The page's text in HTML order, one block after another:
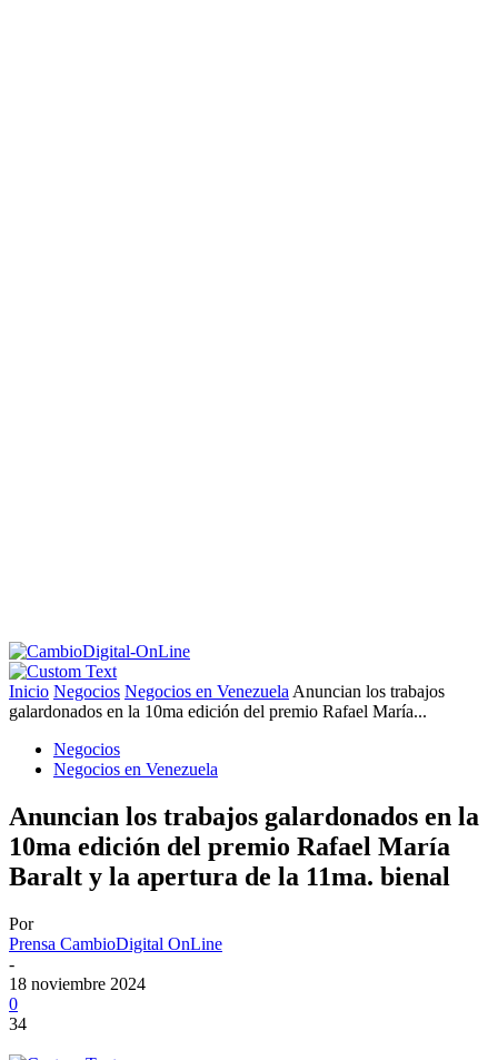
Inicio Negocios Negocios en Venezuela Anuncian los trabajos
galardonados en la 10ma edición del premio Rafael María...
Negocios
Negocios en Venezuela
Anuncian los trabajos galardonados en la
10ma edición del premio Rafael María
Baralt y la apertura de la 11ma. bienal
Por
Prensa CambioDigital OnLine
-
18 noviembre 2024
0
34